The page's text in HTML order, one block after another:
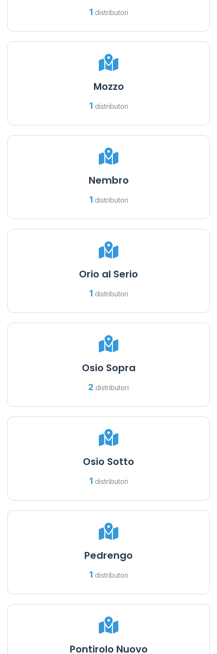
1 distributori
Mozzo
1 distributori
Nembro
1 distributori
Orio al Serio
1 distributori
Osio Sopra
2 distributori
Osio Sotto
1 distributori
Pedrengo
1 distributori
Pontirolo Nuovo